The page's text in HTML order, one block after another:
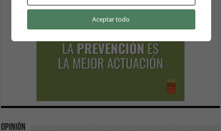
Opinión
Aceptar todo